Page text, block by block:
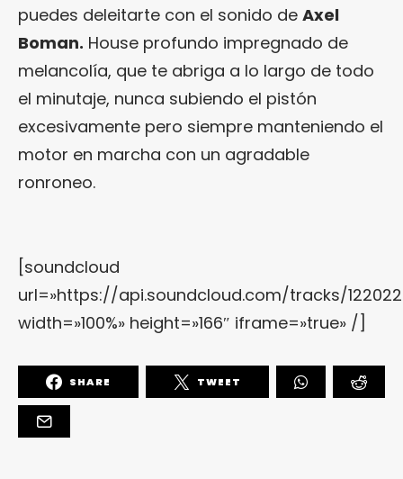
puedes deleitarte con el sonido de Axel
Boman. House profundo impregnado de
melancolía, que te abriga a lo largo de todo
el minutaje, nunca subiendo el pistón
excesivamente pero siempre manteniendo el
motor en marcha con un agradable
ronroneo.
[soundcloud
url=»https://api.soundcloud.com/tracks/
width=»100%» height=»166″ iframe=»true» /]
SHARE TWEET